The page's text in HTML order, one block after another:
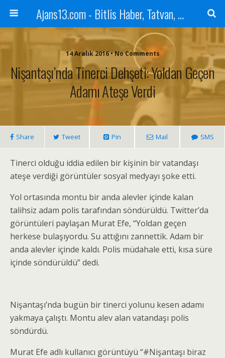
Ajans13.com - Bitlis Haber, Tatvan, Ahlat, Adilcevaz, Mutki, Hizan, Güroymak, Gazete, Ajans, 13, Haber
14 Aralık 2016 • No Comments
Nişantaşı’nda Tinerci Dehşeti: Yoldan Geçen
Adamı Ateşe Verdi
Share Tweet Pin Mail SMS
Tinerci olduğu iddia edilen bir kişinin bir vatandaşı
ateşe verdiği görüntüler sosyal medyayı şoke etti.
Yol ortasında montu bir anda alevler içinde kalan
talihsiz adam polis tarafından söndürüldü. Twitter’da
görüntüleri paylaşan Murat Efe, “Yoldan geçen
herkese bulaşıyordu. Su attığını zannettik. Adam bir
anda alevler içinde kaldı. Polis müdahale etti, kısa süre
içinde söndürüldü” dedi.
Nişantaşı’nda bugün bir tinerci yolunu kesen adamı
yakmaya çalıştı. Montu alev alan vatandaşı polis
söndürdü.
Murat Efe adlı kullanıcı görüntüyü “#Nişantaşı biraz